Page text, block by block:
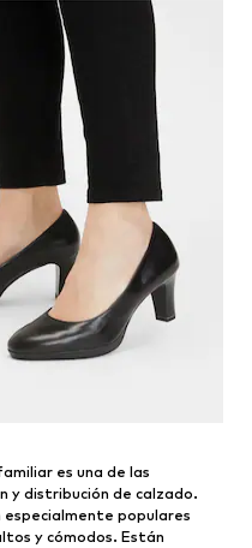
es una de las
y distribución de calzado.
especialmente populares
y cómodos. Están